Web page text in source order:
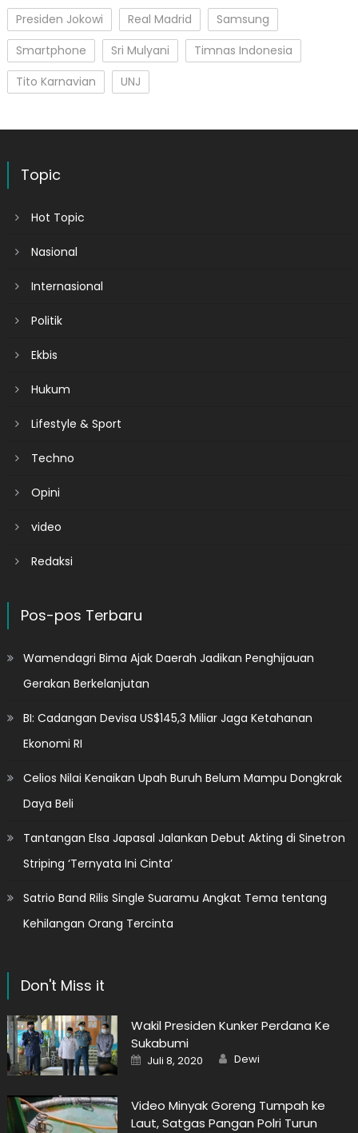
Presiden Jokowi
Real Madrid
Samsung
Smartphone
Sri Mulyani
Timnas Indonesia
Tito Karnavian
UNJ
Topic
Hot Topic
Nasional
Internasional
Politik
Ekbis
Hukum
Lifestyle & Sport
Techno
Opini
video
Redaksi
Pos-pos Terbaru
Wamendagri Bima Ajak Daerah Jadikan Penghijauan
Gerakan Berkelanjutan
BI: Cadangan Devisa US$145,3 Miliar Jaga Ketahanan
Ekonomi RI
Celios Nilai Kenaikan Upah Buruh Belum Mampu Dongkrak
Daya Beli
Tantangan Elsa Japasal Jalankan Debut Akting di Sinetron
Striping ‘Ternyata Ini Cinta’
Satrio Band Rilis Single Suaramu Angkat Tema tentang
Kehilangan Orang Tercinta
Don't Miss it
Wakil Presiden Kunker Perdana Ke
Sukabumi
Posted
on
Juli 8, 2020 Author
Dewi
Video Minyak Goreng Tumpah ke
Laut, Satgas Pangan Polri Turun